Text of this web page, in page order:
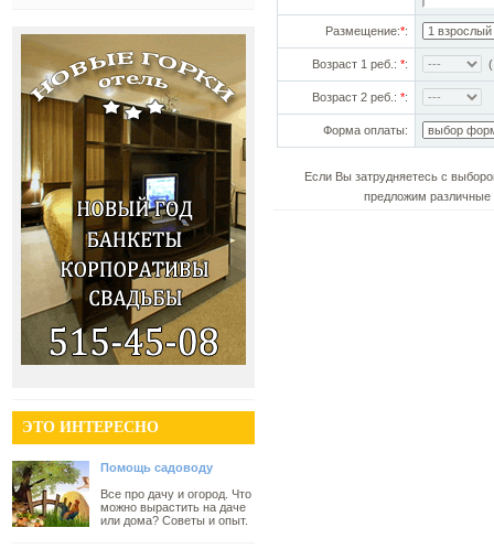
ЭТО ИНТЕРЕСНО
Помощь садоводу
Все про дачу и огород. Что
можно вырастить на даче
или дома? Советы и опыт.
Размещение:*:
Возраст 1 реб.: *:
Возраст 2 реб.: *:
Форма оплаты:
Если Вы затрудняетесь с
предложим различные